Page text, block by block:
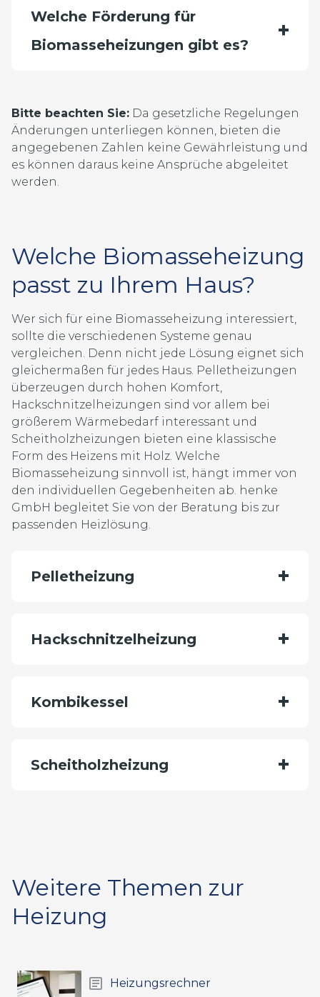
Welche Förderung für
Biomasseheizungen gibt es?
Bitte beachten Sie: Da gesetzliche Regelungen
Änderungen unterliegen können, bieten die
angegebenen Zahlen keine Gewährleistung und
es können daraus keine Ansprüche abgeleitet
werden.
Welche Biomasseheizung
passt zu Ihrem Haus?
Wer sich für eine Biomasseheizung interessiert,
sollte die verschiedenen Systeme genau
vergleichen. Denn nicht jede Lösung eignet sich
gleichermaßen für jedes Haus. Pelletheizungen
überzeugen durch hohen Komfort,
Hackschnitzelheizungen sind vor allem bei
größerem Wärmebedarf interessant und
Scheitholzheizungen bieten eine klassische
Form des Heizens mit Holz. Welche
Biomasseheizung sinnvoll ist, hängt immer von
den individuellen Gegebenheiten ab. henke
GmbH begleitet Sie von der Beratung bis zur
passenden Heizlösung.
Pelletheizung
Hackschnitzelheizung
Kombikessel
Scheitholzheizung
Weitere Themen zur
Heizung
Heizungsrechner